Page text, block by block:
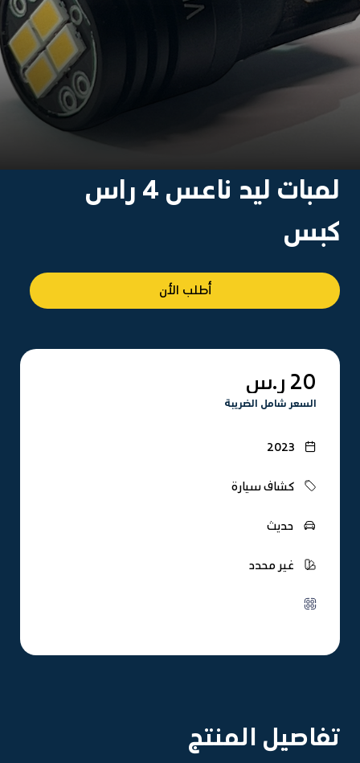
لمبات ليد ناعس 4 راس
كبس
أطلب الأن
تفاصيل المنتج
20 ر.س
السعر شامل الضريبة
2023
كشاف سيارة
حديث
غير محدد